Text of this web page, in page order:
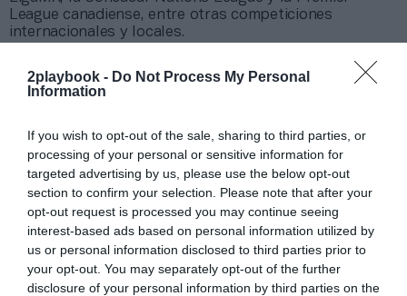
2playbook - Do Not Process My Personal
Information
If you wish to opt-out of the sale, sharing to third parties, or
processing of your personal or sensitive information for
targeted advertising by us, please use the below opt-out
section to confirm your selection. Please note that after your
opt-out request is processed you may continue seeing
interest-based ads based on personal information utilized by
us or personal information disclosed to third parties prior to
your opt-out. You may separately opt-out of the further
disclosure of your personal information by third parties on the
Índex2P
League canadiense, entre otras competiciones
internacionales y locales.
Añadir2Playbookcomo fuente preferida de Google
de forma gratuita
Compartir
Imprimir